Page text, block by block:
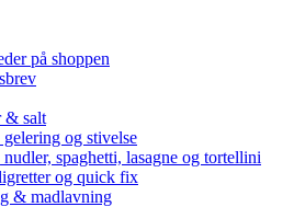
på shoppen
& salt
og stivelse
nudler, spaghetti, lasagne og tortellini
og quick fix
& madlavning